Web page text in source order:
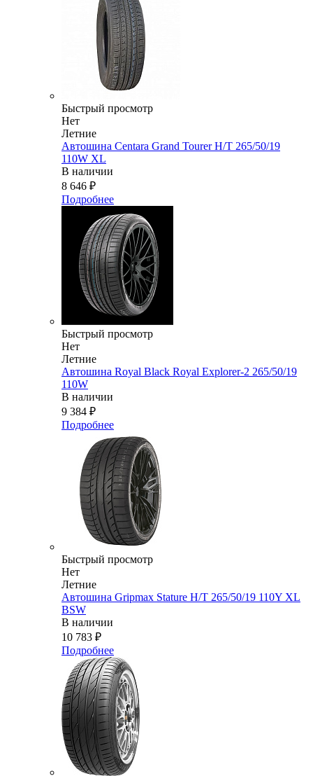
Быстрый просмотр
Нет
Летние
Автошина Centara Grand Tourer H/T 265/50/19
110W XL
В наличии
8 646 ₽
Подробнее
Быстрый просмотр
Нет
Летние
Автошина Royal Black Royal Explorer-2 265/50/19
110W
В наличии
9 384 ₽
Подробнее
Быстрый просмотр
Нет
Летние
Автошина Gripmax Stature H/T 265/50/19 110Y XL
BSW
В наличии
10 783 ₽
Подробнее